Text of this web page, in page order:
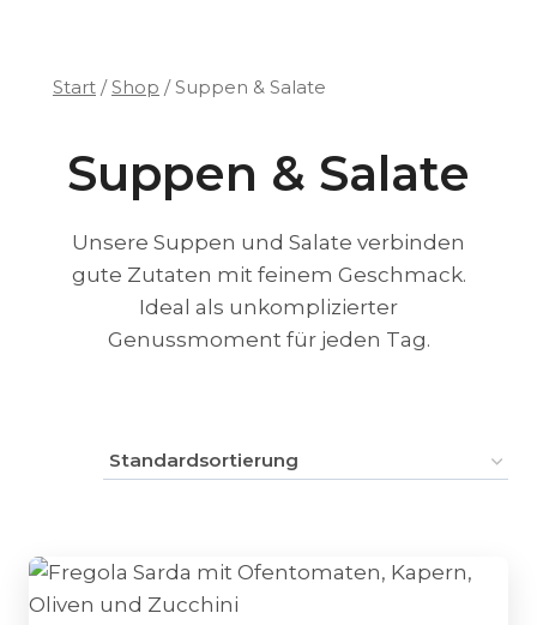
Start / Shop / Suppen & Salate
Suppen & Salate
Unsere Suppen und Salate verbinden
gute Zutaten mit feinem Geschmack.
Ideal als unkomplizierter
Genussmoment für jeden Tag.